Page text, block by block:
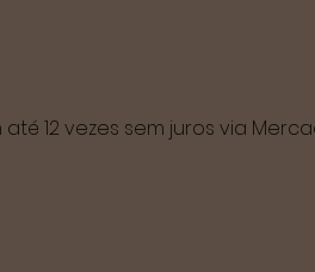
12 vezes sem juros via